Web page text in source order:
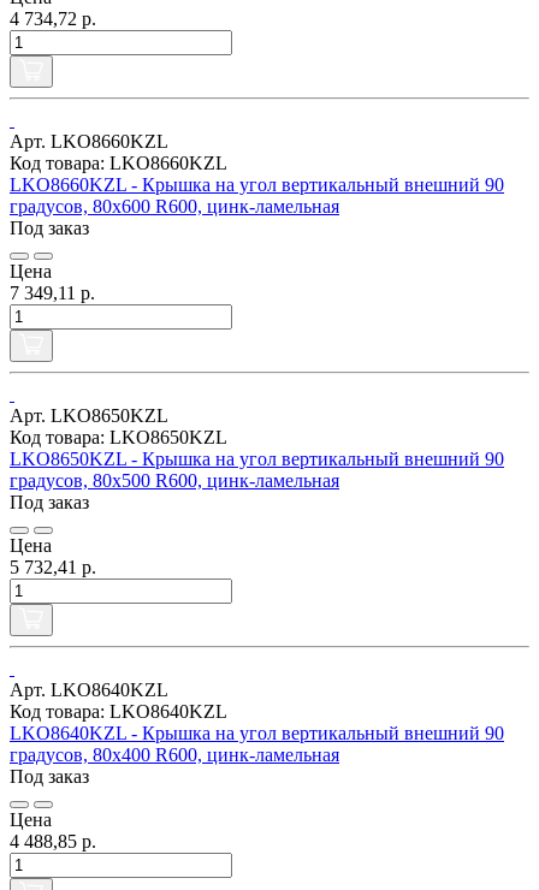
4 734,72 р.
Арт. LKO8660KZL
Код товара: LKO8660KZL
LKO8660KZL - Крышка на угол вертикальный внешний 90
градусов, 80х600 R600, цинк-ламельная
Под заказ
Цена
7 349,11 р.
Арт. LKO8650KZL
Код товара: LKO8650KZL
LKO8650KZL - Крышка на угол вертикальный внешний 90
градусов, 80х500 R600, цинк-ламельная
Под заказ
Цена
5 732,41 р.
Арт. LKO8640KZL
Код товара: LKO8640KZL
LKO8640KZL - Крышка на угол вертикальный внешний 90
градусов, 80х400 R600, цинк-ламельная
Под заказ
Цена
4 488,85 р.